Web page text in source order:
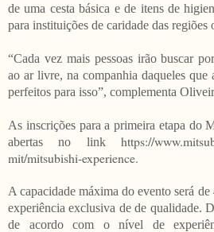
de uma cesta básica e de itens de
para instituições de caridade das regiões
“Cada vez mais pessoas irão buscar
ao ar livre, na companhia daqueles que
perfeitos para isso”, complementa
As inscrições para a primeira etapa do
abertas no link https://
mit/mitsubishi-experience.
A capacidade máxima do evento será
experiência exclusiva de de qualidade.
de acordo com o nível de